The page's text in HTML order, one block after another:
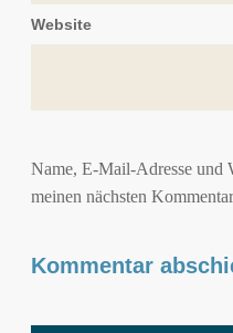
Website
Name, E-Mail-Adresse und
meinen nächsten